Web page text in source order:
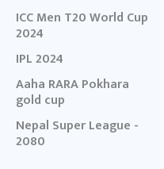
ICC Men T20 World Cup
2024
IPL 2024
Aaha RARA Pokhara
gold cup
Nepal Super League -
2080